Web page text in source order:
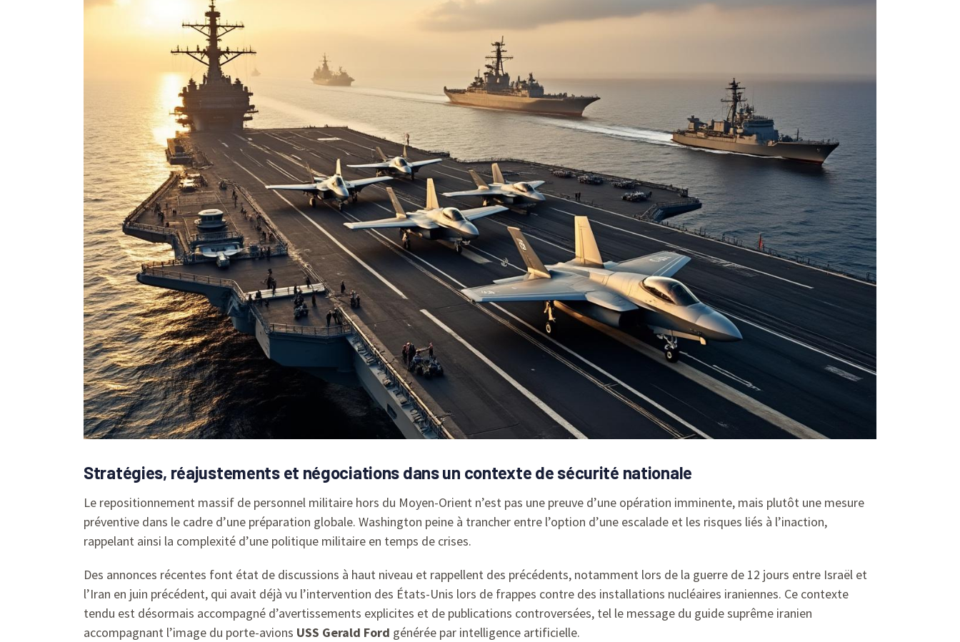
Stratégies, réajustements et négociations dans un contexte de sécurité nationale
Le repositionnement massif de personnel militaire hors du Moyen-Orient n’est pas une preuve d’une opération imminente, mais plutôt une mesure
préventive dans le cadre d’une préparation globale. Washington peine à trancher entre l’option d’une escalade et les risques liés à l’inaction,
rappelant ainsi la complexité d’une politique militaire en temps de crises.
Des annonces récentes font état de discussions à haut niveau et rappellent des précédents, notamment lors de la guerre de 12 jours entre Israël et
l’Iran en juin précédent, qui avait déjà vu l’intervention des États-Unis lors de frappes contre des installations nucléaires iraniennes. Ce contexte
tendu est désormais accompagné d’avertissements explicites et de publications controversées, tel le message du guide suprême iranien
accompagnant l’image du porte-avions USS Gerald Ford générée par intelligence artificielle.